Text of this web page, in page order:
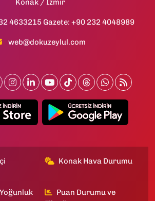
4633215 Gazete: +90 232 4048989
web@dokuzeylul.com
Konak Hava Durumu
Puan Durumu ve